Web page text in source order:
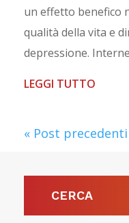
un effetto benefico
qualità della vita e
depressione.
LEGGI TUTTO
« Post precedenti
CERCA